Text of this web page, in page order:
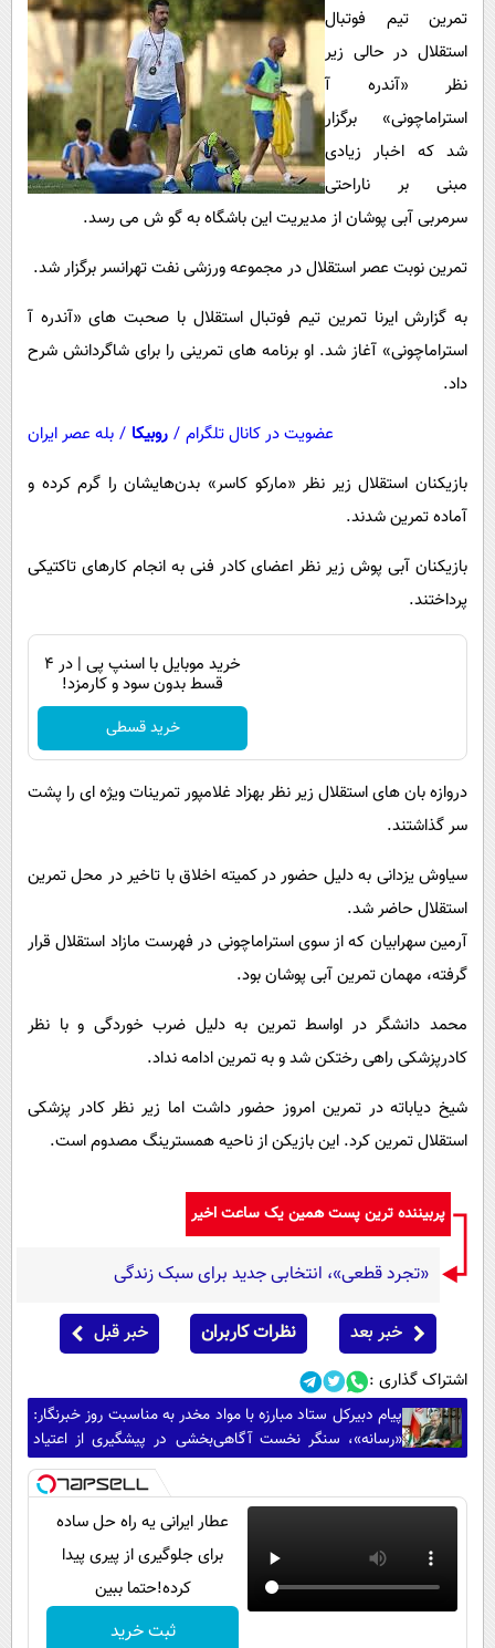
سرگرمی
گوناگون
حوادث
محیط زیست
سلامت
پیامک
روانشناسی
آشپزی
دانلود
تمرین تیم فوتبال
استقلال در حالی زیر
نظر «آندره آ
استراماچونی» برگزار
شد که اخبار زیادی
مبنی بر ناراحتی
سرمربی آبی پوشان از مدیریت این باشگاه به گو ش می رسد.
تمرین نوبت عصر استقلال در مجموعه ورزشی نفت تهرانسر برگزار شد.
به گزارش ایرنا تمرین تیم فوتبال استقلال با صحبت های «آندره آ
استراماچونی» آغاز شد. او برنامه های تمرینی را برای شاگردانش شرح
داد.
عضویت در کانال تلگرام / روبیکا / بله عصر ایران
بازیکنان استقلال زیر نظر «مارکو کاسر» بدن‌هایشان را گرم کرده و
آماده تمرین شدند.
بازیکنان آبی پوش زیر نظر اعضای کادر فنی به انجام کارهای تاکتیکی
پرداختند.
خرید موبایل با اسنپ پی | در ۴
قسط بدون سود و کارمزد!
خرید قسطی
دروازه بان های استقلال زیر نظر بهزاد غلامپور تمرینات ویژه ای را پشت
سر گذاشتند.
سیاوش یزدانی به دلیل حضور در کمیته اخلاق با تاخیر در محل تمرین
استقلال حاضر شد.
آرمین سهرابیان که از سوی استراماچونی در فهرست مازاد استقلال قرار
گرفته، مهمان تمرین آبی پوشان بود.
محمد دانشگر در اواسط تمرین به دلیل ضرب خوردگی و با نظر
کادرپزشکی راهی رختکن شد و به تمرین ادامه نداد.
شیخ دیاباته در تمرین امروز حضور داشت اما زیر نظر کادر پزشکی
استقلال تمرین کرد. این بازیکن از ناحیه همسترینگ مصدوم است.
پربیننده ترین پست همین یک ساعت اخیر
«تجرد قطعی»، انتخابی جدید برای سبک زندگی
خبر بعد نظرات کاربران خبر قبل
اشتراک گذاری :
پیام دبیرکل ستاد مبارزه با مواد مخدر به مناسبت روز خبرنگار:
«رسانه»، سنگر نخست آگاهی‌بخشی در پیشگیری از اعتیاد
است
عطار ایرانی یه راه حل ساده
برای جلوگیری از پیری پیدا
کرده!حتما ببین
ثبت خرید